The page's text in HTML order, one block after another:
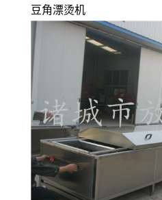
豆角漂烫机